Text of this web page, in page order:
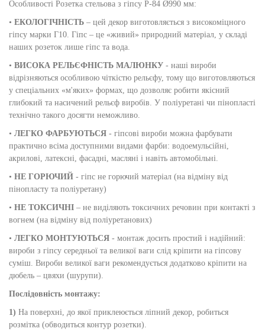
Особливості Розетка стельова з гіпсу Р-84 Ø990 мм:
• ЕКОЛОГІЧНІСТЬ – цей декор виготовляється з високоміцного
гіпсу марки Г10. Гіпс – це «живий» природний матеріал, у складі
наших розеток лише гіпс та вода.
• ВИСОКА РЕЛЬЄФНІСТЬ МАЛЮНКУ - наші вироби
відрізняються особливою чіткістю рельєфу, тому що виготовляються
у спеціальних «м'яких» формах, що дозволяє робити якісний
глибокий та насичений рельєф виробів. У поліуретані чи пінопласті
технічно такого досягти неможливо.
• ЛЕГКО ФАРБУЮТЬСЯ - гіпсові вироби можна фарбувати
практично всіма доступними видами фарби: водоемульсійні,
акрилові, латексні, фасадні, масляні і навіть автомобільні.
• НЕ ГОРЮЧИЙ - гіпс не горючий матеріал (на відміну від
пінопласту та поліуретану)
• НЕ ТОКСИЧНІ – не виділяють токсичних речовин при контакті з
вогнем (на відміну від поліуретанових)
• ЛЕГКО МОНТУЮТЬСЯ - монтаж досить простий і надійний:
вироби з гіпсу середньої та великої ваги слід кріпити на гіпсову
суміш. Вироби великої ваги рекомендується додатково кріпити на
дюбель – цвяхи (шурупи).
Послідовність монтажу:
1) На поверхні, до якої приклеюється ліпний декор, робиться
розмітка (обводиться контур розетки).